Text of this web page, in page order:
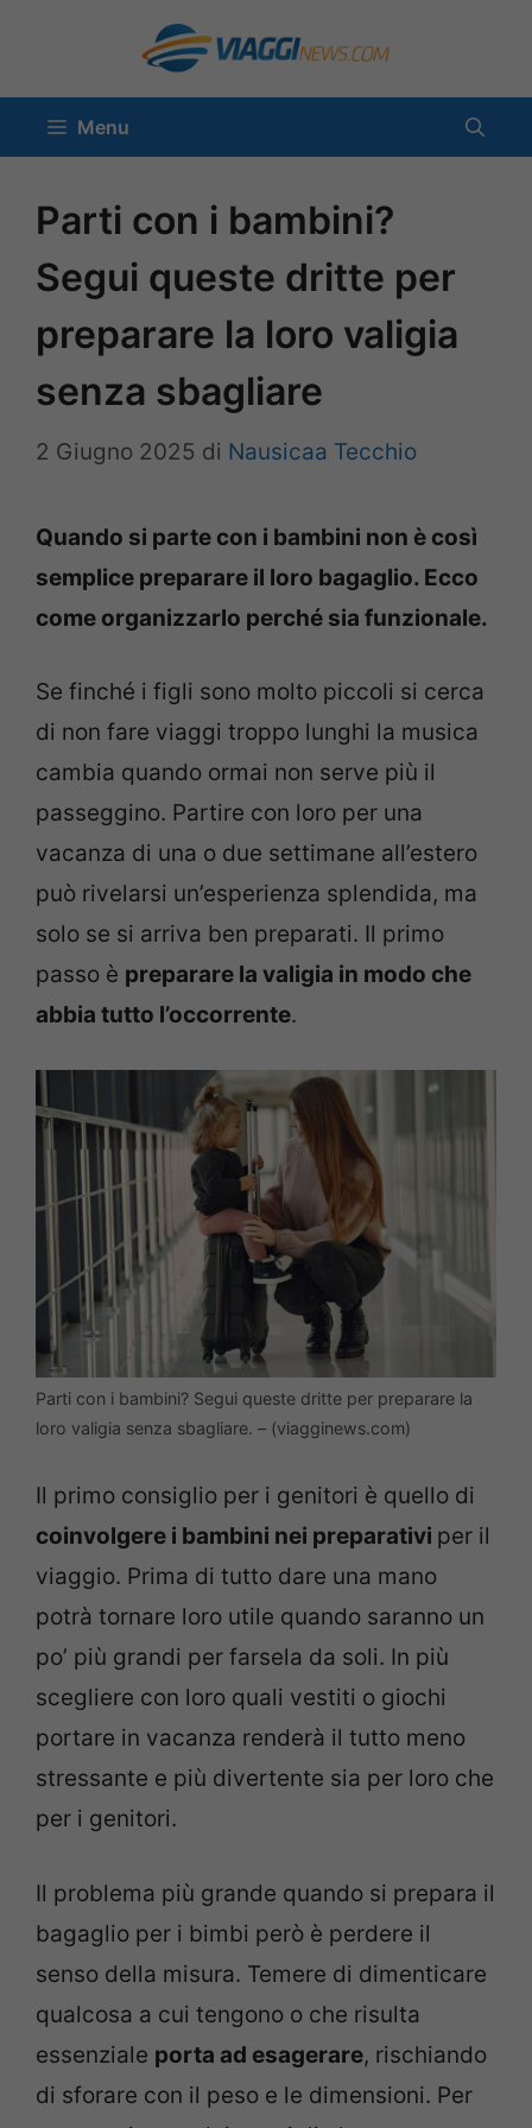
contenuto
Menu
Parti con i bambini?
Segui queste dritte per
preparare la loro valigia
senza sbagliare
2 Giugno 2025 di Nausicaa Tecchio
Quando si parte con i bambini non è così
semplice preparare il loro bagaglio. Ecco
come organizzarlo perché sia funzionale.
Se finché i figli sono molto piccoli si cerca
di non fare viaggi troppo lunghi la musica
cambia quando ormai non serve più il
passeggino. Partire con loro per una
vacanza di una o due settimane all’estero
può rivelarsi un’esperienza splendida, ma
solo se si arriva ben preparati. Il primo
passo è preparare la valigia in modo che
abbia tutto l’occorrente.
Parti con i bambini? Segui queste dritte per preparare la
loro valigia senza sbagliare. – (viagginews.com)
Il primo consiglio per i genitori è quello di
coinvolgere i bambini nei preparativi per il
viaggio. Prima di tutto dare una mano
potrà tornare loro utile quando saranno un
po’ più grandi per farsela da soli. In più
scegliere con loro quali vestiti o giochi
portare in vacanza renderà il tutto meno
stressante e più divertente sia per loro che
per i genitori.
Il problema più grande quando si prepara il
bagaglio per i bimbi però è perdere il
senso della misura. Temere di dimenticare
qualcosa a cui tengono o che risulta
essenziale porta ad esagerare, rischiando
di sforare con il peso e le dimensioni. Per